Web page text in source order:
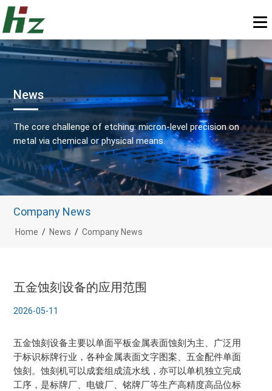
News
The core challenge of etching: micron-level precision on
metal via chemical or physical means.
Company News
Home / News / Company News
五金蚀刻设备的应用范围
2026-05-11
五金蚀刻设备主要以单面平板金属表面蚀刻为主、广泛用
于标识标牌行业，各种金属表面文字图案、五金配件单面
蚀刻。蚀刻机可以成套组成流水线，亦可以单机独立完成
工序，是标牌厂、电镀厂、铭牌厂等生产高精度高品位标